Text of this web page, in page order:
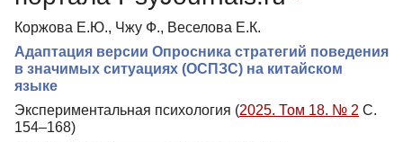
Коржова Е.Ю., Чжу Ф., Веселова Е.К.
Адаптация версии Опросника стратегий поведения
в значимых ситуациях (ОСПЗС) на китайском
языке
Экспериментальная психология (2025. Том 18. № 2 С.
154–168)